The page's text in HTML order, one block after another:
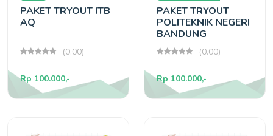
PAKET TRYOUT ITB
AQ
(0.00)
Rp 100.000,-
BANDUNG
PAKET TRYOUT
POLITEKNIK NEGERI
BANDUNG
(0.00)
Rp 100.000,-